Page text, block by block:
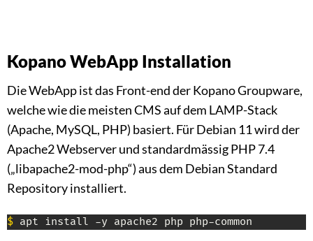
Kopano WebApp Installation
Die WebApp ist das Front-end der Kopano Groupware,
welche wie die meisten CMS auf dem LAMP-Stack
(Apache, MySQL, PHP) basiert. Für Debian 11 wird der
Apache2 Webserver und standardmässig PHP 7.4
(„libapache2-mod-php“) aus dem Debian Standard
Repository installiert.
$ apt install -y apache2 php php-common